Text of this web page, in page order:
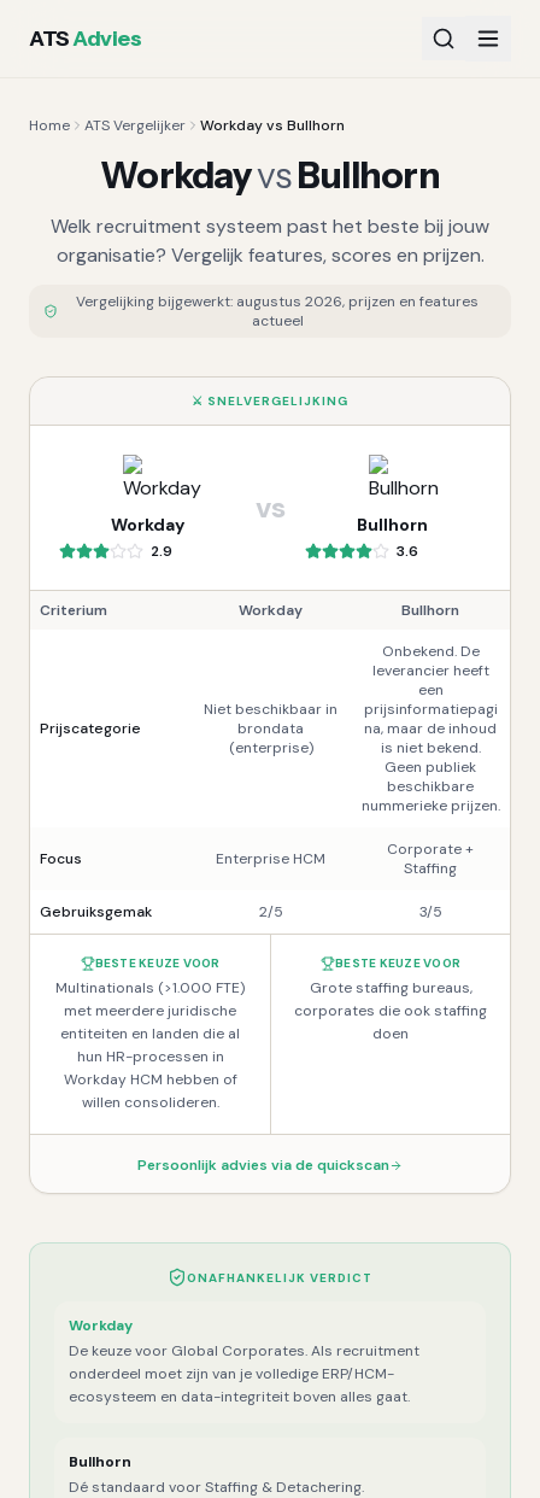
ATSAdvies
Home ATS Vergelijker Workday vs Bullhorn
WorkdayvsBullhorn
Welk recruitment systeem past het beste bij jouw
organisatie? Vergelijk features, scores en prijzen.
Vergelijking bijgewerkt: augustus 2026, prijzen en features
actueel
⚔️ SNELVERGELIJKING
Workday
2.9
vs Bullhorn
3.6
Criterium Workday Bullhorn
Prijscategorie
Niet beschikbaar in
brondata
(enterprise)
Onbekend. De
leverancier heeft
een
prijsinformatiepagi
na, maar de inhoud
is niet bekend.
Geen publiek
beschikbare
nummerieke prijzen.
Focus Enterprise HCM
Corporate +
Staffing
Gebruiksgemak 2/5 3/5
BESTE KEUZE VOOR
Multinationals (>1.000 FTE)
met meerdere juridische
entiteiten en landen die al
hun HR-processen in
Workday HCM hebben of
willen consolideren.
BESTE KEUZE VOOR
Grote staffing bureaus,
corporates die ook staffing
doen
Persoonlijk advies via de quickscan
ONAFHANKELIJK VERDICT
Workday
De keuze voor Global Corporates. Als recruitment
onderdeel moet zijn van je volledige ERP/HCM-
ecosysteem en data-integriteit boven alles gaat.
Bullhorn
Dé standaard voor Staffing & Detachering.